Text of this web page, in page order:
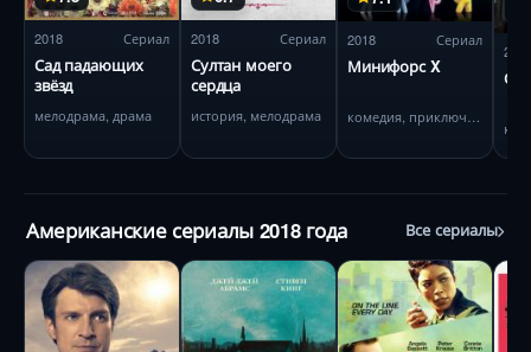
2018 Сериал
Сад падающих
звёзд
мелодрама, драма
2018 Сериал
Султан моего
сердца
история, мелодрама
2018 Сериал
Минифорс X
2018
Американские сериалы 2018 года Все сериалы